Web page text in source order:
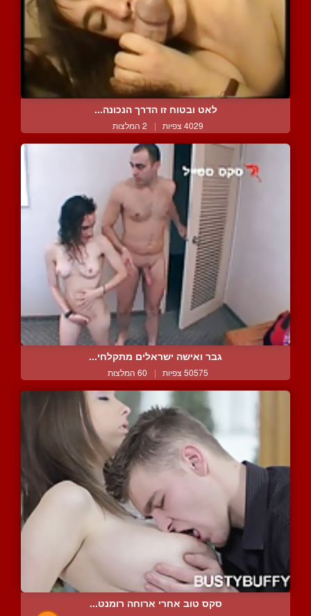
לאט ובטוח זו הדרך הנכונה...
4029 צפיות | 2 המלצות
גבר ואישה ישראלים מתקלחי...
50575 צפיות | 60 המלצות
סקס טוב אחרי ארוחה רומנט...